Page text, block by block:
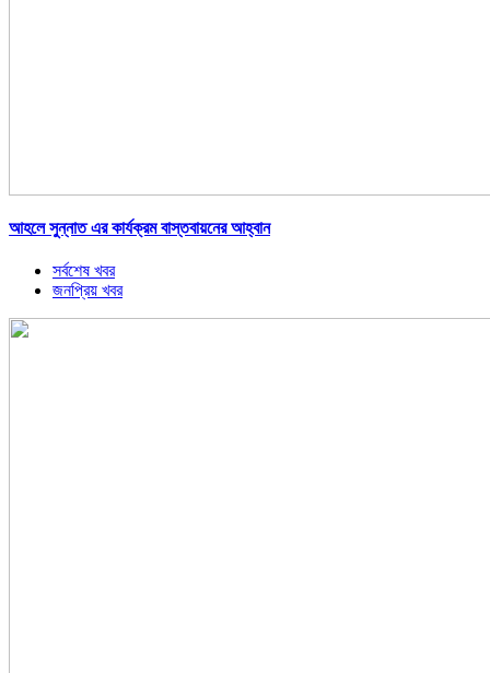
আহলে সুন্নাত এর কার্যক্রম বাস্তবায়নের আহ্বান
সর্বশেষ খবর
জনপ্রিয় খবর